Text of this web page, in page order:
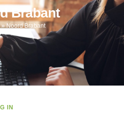
Brabant
»Noord Brabant
IN